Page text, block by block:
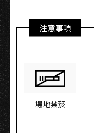
注意事項
場地禁菸